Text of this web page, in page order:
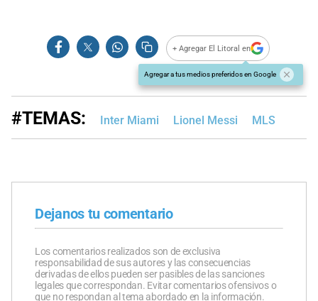
+ Agregar El Litoral en
Agregar a tus medios preferidos en Google
#TEMAS: Inter Miami Lionel Messi MLS
Dejanos tu comentario
Los comentarios realizados son de exclusiva
responsabilidad de sus autores y las consecuencias
derivadas de ellos pueden ser pasibles de las sanciones
legales que correspondan. Evitar comentarios ofensivos o
que no respondan al tema abordado en la información.